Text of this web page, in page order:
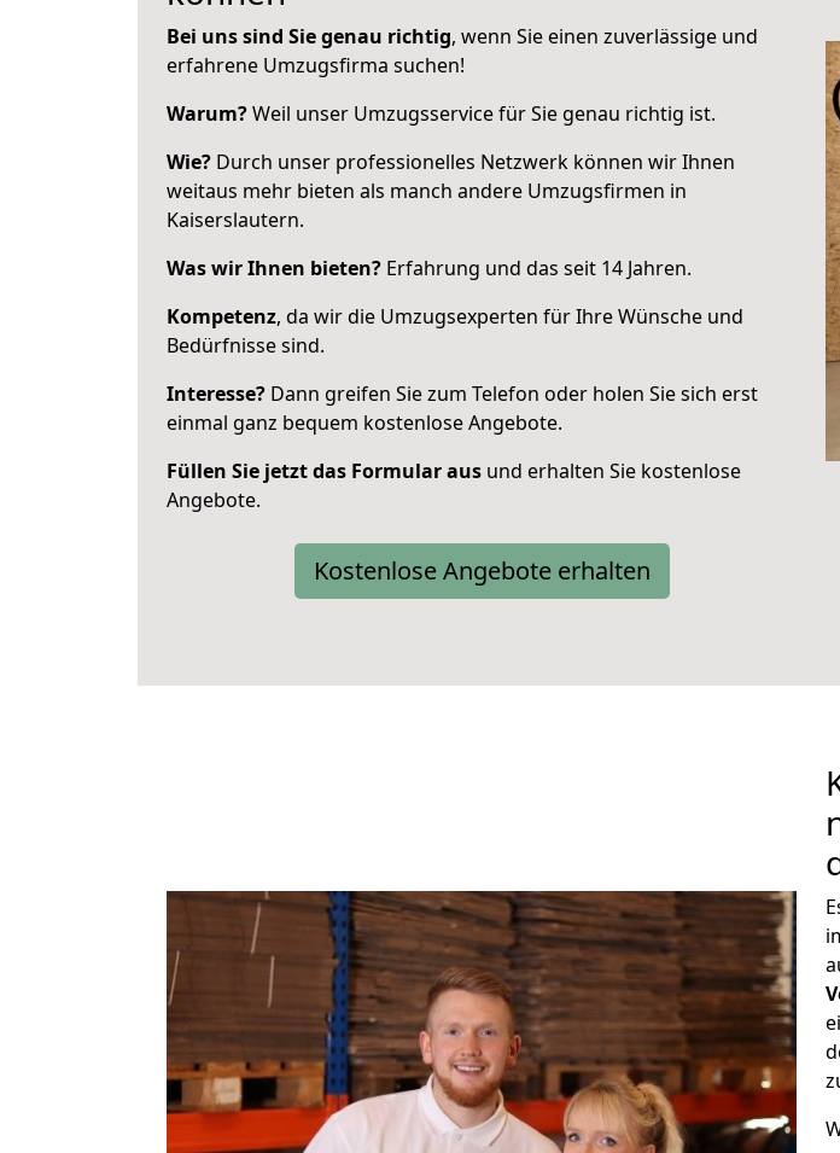
Bei uns sind Sie genau richtig, wenn Sie einen zuverlässige und
erfahrene Umzugsfirma suchen!
Warum?Weil unser Umzugsservice für Sie genau richtig ist.
Wie? Durch unser professionelles Netzwerk können wir Ihnen
weitaus mehr bieten als manch andere Umzugsfirmen in
Kaiserslautern.
Was wir Ihnen bieten? Erfahrung und das seit 14 Jahren.
Kompetenz, da wir die Umzugsexperten für Ihre Wünsche und
Bedürfnisse sind.
Interesse? Dann greifen Sie zum Telefon oder holen Sie sich erst
einmal ganz bequem kostenlose Angebote.
Füllen Sie jetzt das Formular aus und erhalten Sie kostenlose
Angebote.
Kostenlose Angebote erhalten